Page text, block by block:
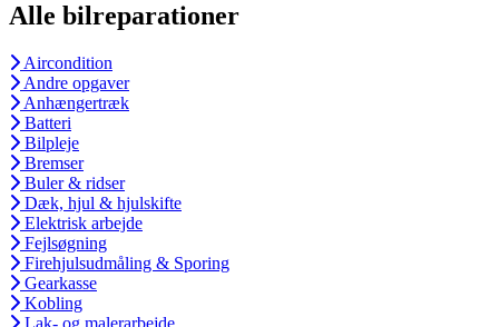
Alle bilreparationer
Aircondition
Andre opgaver
Anhængertræk
Batteri
Bilpleje
Bremser
Buler & ridser
Dæk, hjul & hjulskifte
Elektrisk arbejde
Fejlsøgning
Firehjulsudmåling & Sporing
Gearkasse
Kobling